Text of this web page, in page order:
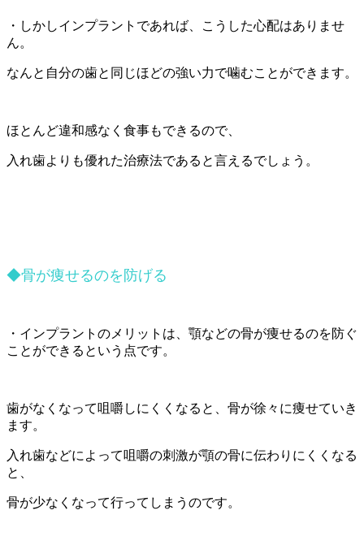
・しかしインプラントであれば、こうした心配はありませ
ん。
なんと自分の歯と同じほどの強い力で噛むことができます。
ほとんど違和感なく食事もできるので、
入れ歯よりも優れた治療法であると言えるでしょう。
◆骨が痩せるのを防げる
・インプラントのメリットは、顎などの骨が痩せるのを防ぐ
ことができるという点です。
歯がなくなって咀嚼しにくくなると、骨が徐々に痩せていき
ます。
入れ歯などによって咀嚼の刺激が顎の骨に伝わりにくくなる
と、
骨が少なくなって行ってしまうのです。